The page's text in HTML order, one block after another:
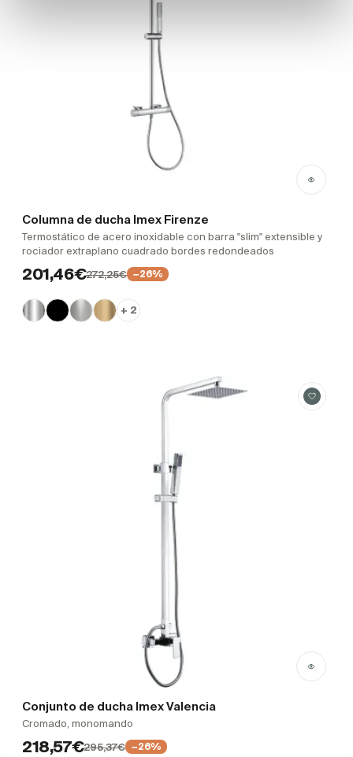
Columna de ducha Imex Firenze
Termostático de acero inoxidable con barra "slim" extensible y
rociador extraplano cuadrado bordes redondeados
201,46€272,25€ −26%
+ 2
Conjunto de ducha Imex Valencia
Cromado, monomando
218,57€295,37€ −26%